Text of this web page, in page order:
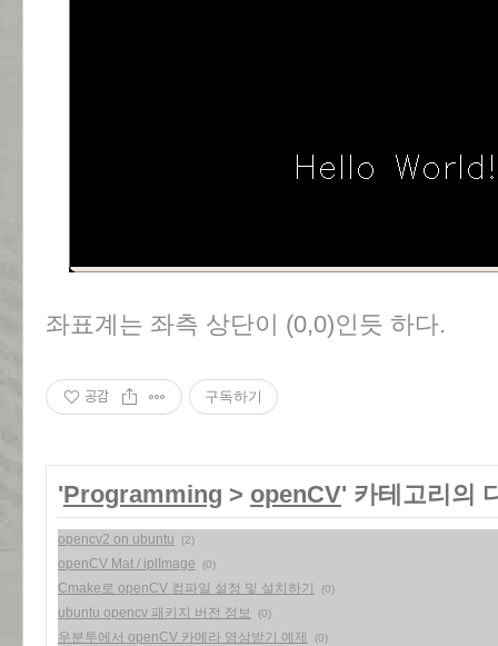
좌표계는 좌측 상단이 (0,0)인듯 하다.
공감 구독하기
'Programming > openCV' 카테고리의
opencv2 on ubuntu (2)
openCV Mat / iplImage (0)
Cmake로 openCV 컴파일 설정 및 설치하기 (0)
ubuntu opencv 패키지 버전 정보 (0)
우분투에서 openCV 카메라 영상받기 예제 (0)